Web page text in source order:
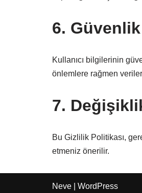
6. Güvenlik
Kullanıcı bilgilerinin
önlemlere rağmen
7.
Bu Gizlilik Politikası,
etmeniz önerilir.
Neve WordPress